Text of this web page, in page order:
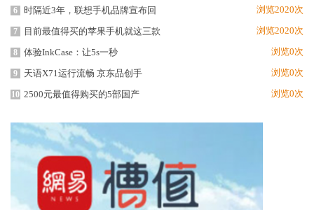
6 时隔近3年，联想手机品牌宣布回 浏览2020次
7 目前最值得买的苹果手机就这三款 浏览2020次
8 体验InkCase：让5s一秒 浏览0次
9 天语X71运行流畅 京东品创手 浏览0次
10 2500元最值得购买的5部国产 浏览0次